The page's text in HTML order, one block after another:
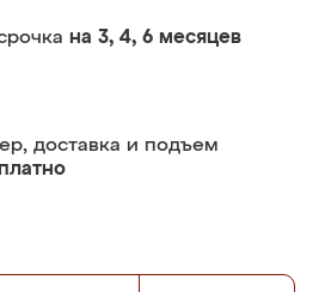
на 3, 4, 6 месяцев
доставка и подъем